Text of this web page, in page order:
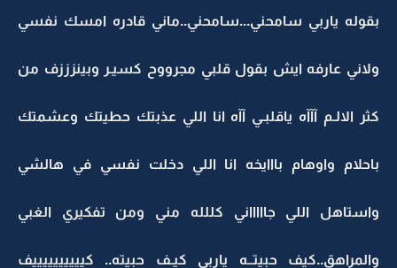
بقوله ياربي سامحني...سامحني..ماني قادره امسك نفسي
ولاني عارفه ايش بقول قلبي مجرووح كسيـر وبينزززف من
كثر الالـم آآآه ياقلبـي آآه انا اللي عذبتك حطيتك وعشمتك
باحلام واوهام بااايخه انا اللي دخلت نفسي في هالشي
واستاهل اللي جاااااني كللله مني ومن تفكيري الغبي
والمراهق..كيف حبيتــه ياربي كيـف حبيته.. كييييييييييف